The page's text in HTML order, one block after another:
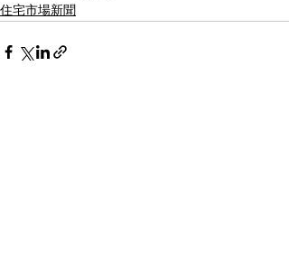
住宅市場新聞